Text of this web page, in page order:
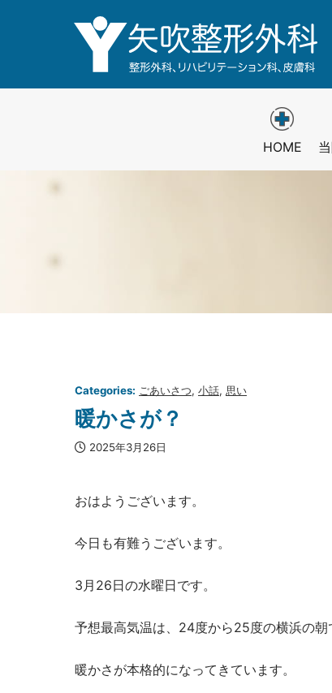
キ
HOME
Categories: ごあいさつ, 小話, 思い
暖かさが？
2025年3月26日
おはようございます。
今日も有難うございます。
3月26日の水曜日です。
予想最高気温は、24度から25度の横浜の朝
暖かさが本格的になってきています。